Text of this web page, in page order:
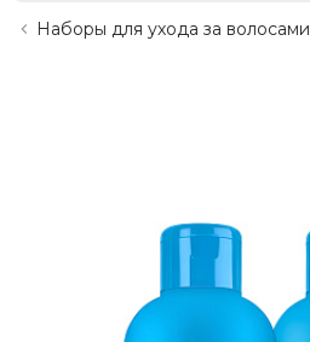
Наборы для ухода за волосами